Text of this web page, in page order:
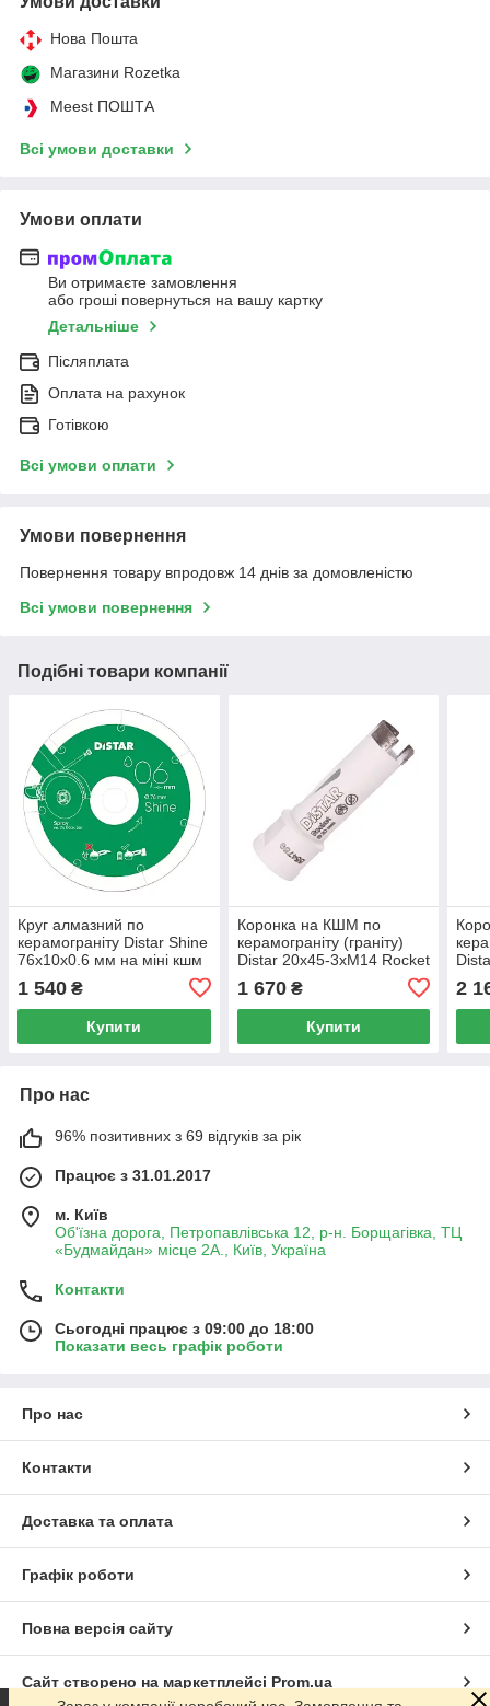
Нова Пошта
Магазини Rozetka
Meest ПОШТА
Всі умови доставки
Умови оплати
Ви отримаєте замовлення
або гроші повернуться на вашу картку
Детальніше
Післяплата
Оплата на рахунок
Готівкою
Всі умови оплати
Умови повернення
Повернення товару впродовж 14 днів за домовленістю
Всі умови повернення
Подібні товари компанії
Круг алмазний по
керамограніту Distar Shine
76x10x0.6 мм на міні кшм
1 540 ₴
Купити
Коронка на КШМ по
керамограніту (граніту)
Distar 20x45-3xM14 Rocket
1 670₴
Купити
2
Про нас
96% позитивних з 69 відгуків за рік
Працює з 31.01.2017
м. Київ
Об'їзна дорога, Петропавлівська 12, р-н. Борщагівка, ТЦ
«Будмайдан» місце 2А., Київ, Україна
Контакти
Сьогодні працює з 09:00 до 18:00
Показати весь графік роботи
Про нас
Контакти
Доставка та оплата
Графік роботи
Повна версія сайту
Сайт створено на маркетплейсі Prom.ua